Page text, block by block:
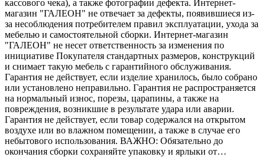
кассового чека), а также фотографии дефекта. Интернет-
магазин "ГАЛЕОН" не отвечает за дефекты, появившиеся из-
за несоблюдения потребителем правил эксплуатации, ухода за
мебелью и самостоятельной сборки. Интернет-магазин
"ГАЛЕОН" не несет ответственность за изменения по
инициативе Покупателя стандартных размеров, конструкций
и снимает такую мебель с гарантийного обслуживания.
Гарантия не действует, если изделие хранилось, было собрано
или установлено неправильно. Гарантия не распространяется
на нормальный износ, порезы, царапины, а также на
повреждения, возникшие в результате удара или аварии.
Гарантия не действует, если товар содержался на открытом
воздухе или во влажном помещении, а также в случае его
небытового использования. ВАЖНО: Обязательно до
окончания сборки сохраняйте упаковку и ярлыки от…